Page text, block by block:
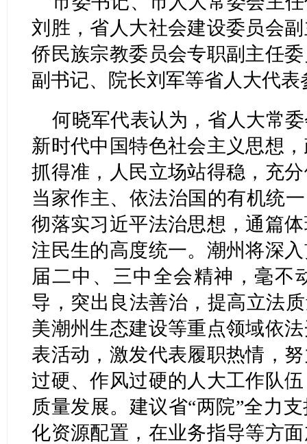
刘胜，省人大社会建设委员会
侨民族宗教委员会专职副主任
副书记、院长刘军等省人大代表
何晓军代表认为，省人大常
新时代中国特色社会主义思想
抓得准，人民立场站得稳，充
当家作主、依法治国的有机统
彻落实习近平法治思想，通篇
注民生的高度统一。潮州将深
届二中、三中全会精神，毫不
导，突出良法善治，提高立法
美潮州生态建设等重点领域依
表活动，激发代表履职热情，
过硬、作风过硬的人大工作队
质量发展。建议省“两院”全力
化资源配置，在业务指导等方